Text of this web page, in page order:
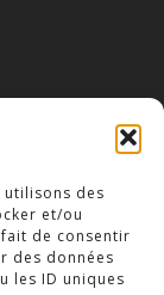
des
et/ou
de consentir
des données
les ID uniques